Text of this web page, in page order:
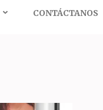
CONTÁCTANOS